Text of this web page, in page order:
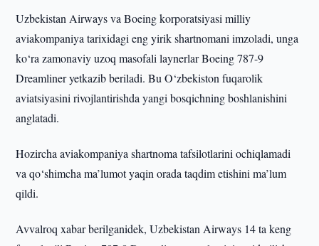
Uzbekistan Airways va Boeing korporatsiyasi milliy
aviakompaniya tarixidagi eng yirik shartnomani imzoladi, unga
ko‘ra zamonaviy uzoq masofali laynerlar Boeing 787-9
Dreamliner yetkazib beriladi. Bu O‘zbekiston fuqarolik
aviatsiyasini rivojlantirishda yangi bosqichning boshlanishini
anglatadi.
Hozircha aviakompaniya shartnoma tafsilotlarini ochiqlamadi
va qo‘shimcha ma’lumot yaqin orada taqdim etishini ma’lum
qildi.
Avvalroq xabar berilganidek, Uzbekistan Airways 14 ta keng